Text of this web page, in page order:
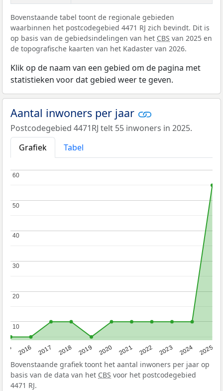
Bovenstaande tabel toont de regionale gebieden
waarbinnen het postcodegebied 4471 RJ zich bevindt. Dit is
op basis van de gebiedsindelingen van het CBS van 2025 en
de topografische kaarten van het Kadaster van 2026.
Klik op de naam van een gebied om de pagina met
statistieken voor dat gebied weer te geven.
Aantal inwoners per jaar
Postcodegebied 4471RJ telt 55 inwoners in 2025.
Grafiek
Tabel
2016 2017 2018 2019 2020 2021 2022 2023 2024 2025
10
10
20
20
30
30
40
40
50
50
60
60
Bovenstaande grafiek toont het aantal inwoners per jaar op
basis van de data van het CBS voor het postcodegebied
4471 RJ.